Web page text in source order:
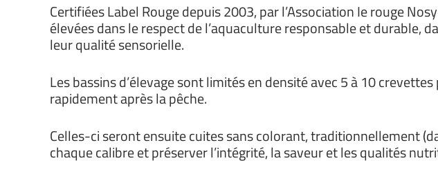
Certifiées Label Rouge depuis 2003, par l’Association Ie rouge
élevées dans le respect de l’aquaculture responsable et
leur qualité sensorielle.
Les bassins d’élevage sont limités en densité avec 5 à 10
rapidement après la pêche.
Celles-ci seront ensuite cuites sans colorant, traditionnellement
chaque calibre et préserver l’intégrité, la saveur et les qualités